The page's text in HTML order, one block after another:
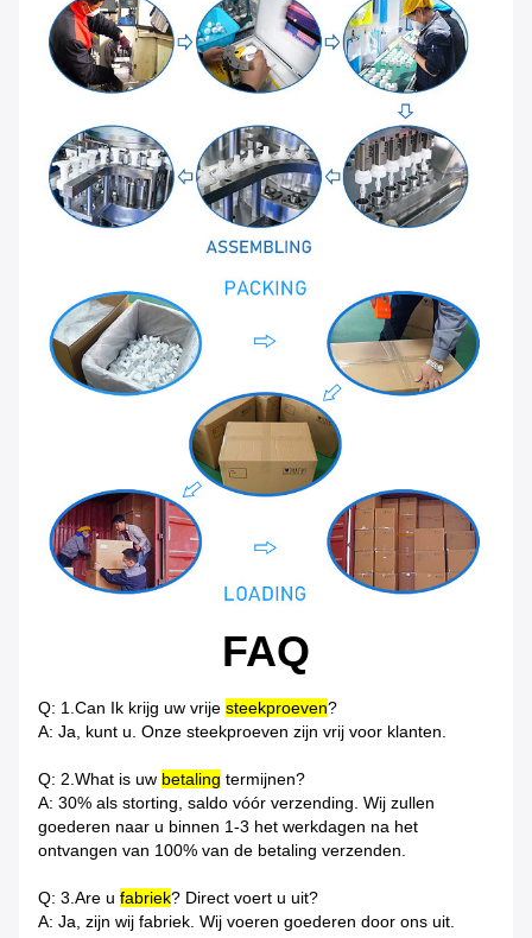
FAQ
Q: 1.Can Ik krijg uw vrije steekproeven?
A: Ja, kunt u. Onze steekproeven zijn vrij voor klanten.
Q: 2.What is uw betaling termijnen?
A: 30% als storting, saldo vóór verzending. Wij zullen
goederen naar u binnen 1-3 het werkdagen na het
ontvangen van 100% van de betaling verzenden.
Q: 3.Are u fabriek? Direct voert u uit?
A: Ja, zijn wij fabriek. Wij voeren goederen door ons uit.